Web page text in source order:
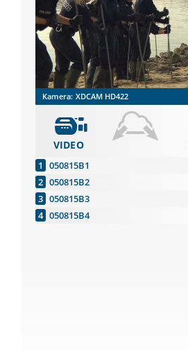
Kamera: XDCAM HD422
VIDEO
050815B1
050815B2
050815B3
050815B4